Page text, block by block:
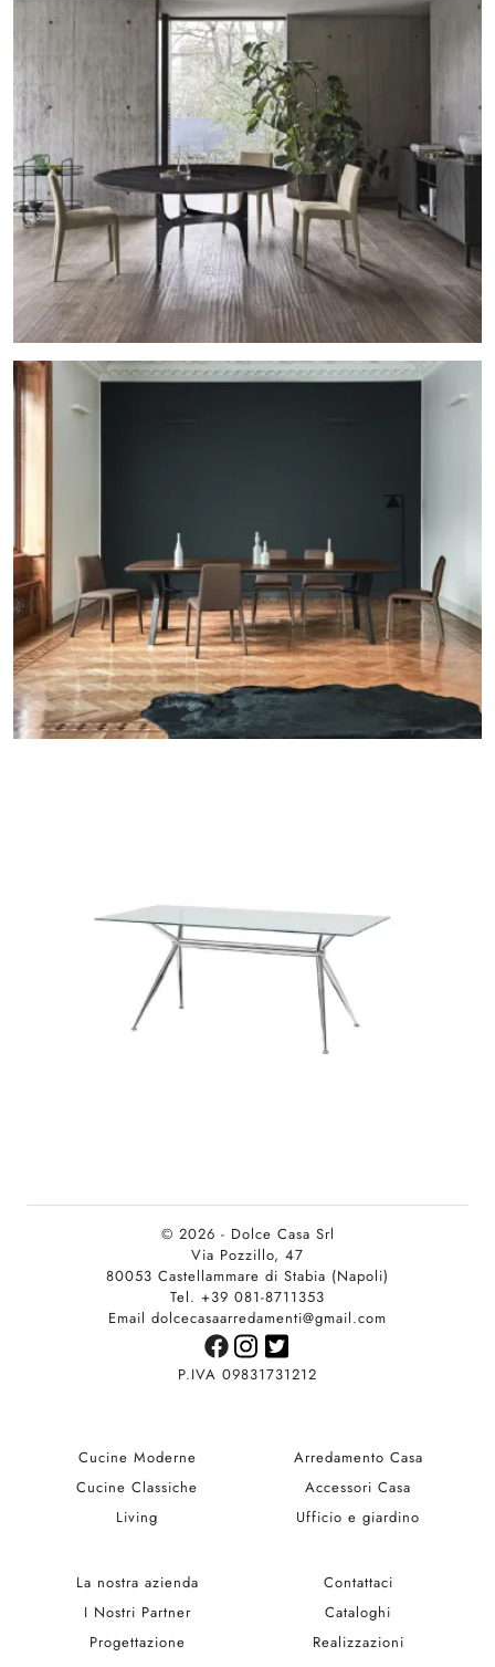
© 2026 - Dolce Casa Srl
Via Pozzillo, 47
80053 Castellammare di Stabia (Napoli)
Tel. +39 081-8711353
Email dolcecasaarredamenti@gmail.com
P.IVA 09831731212
Cucine Moderne
Cucine Classiche
Living
Arredamento Casa
Accessori Casa
Ufficio e giardino
La nostra azienda
I Nostri Partner
Progettazione
Contattaci
Cataloghi
Realizzazioni